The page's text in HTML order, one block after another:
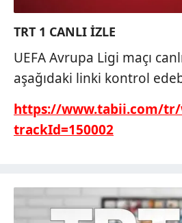
TRT 1 CANLI İZLE
UEFA Avrupa Ligi maçı
aşağıdaki linki kontrol
https://www.tabii.com/
trackId=150002